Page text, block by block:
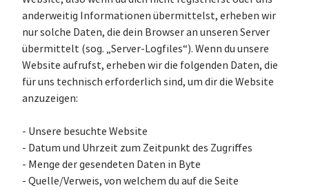
anderweitig Informationen übermittelst, erheben wir
nur solche Daten, die dein Browser an unseren Server
übermittelt (sog. „Server-Logfiles“). Wenn du unsere
Website aufrufst, erheben wir die folgenden Daten, die
für uns technisch erforderlich sind, um dir die Website
anzuzeigen:
- Unsere besuchte Website
- Datum und Uhrzeit zum Zeitpunkt des Zugriffes
- Menge der gesendeten Daten in Byte
- Quelle/Verweis, von welchem du auf die Seite